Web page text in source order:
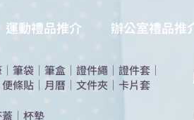
運動禮品推介 辦公室禮品推
｜ 筆袋 ｜ 筆盒 ｜ 證件繩 ｜ 證件套 ｜
便條貼 ｜ 月曆 ｜ 文件夾 ｜ 卡片套
｜ 杯墊